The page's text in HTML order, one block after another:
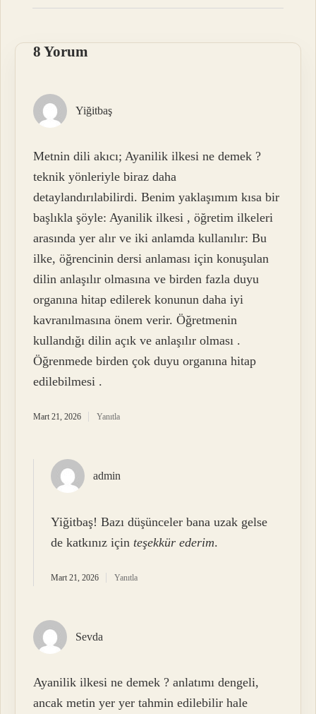
8 Yorum
Yiğitbaş
Metnin dili akıcı; Ayanilik ilkesi ne demek ?
teknik yönleriyle biraz daha
detaylandırılabilirdi. Benim yaklaşımım kısa bir
başlıkla şöyle: Ayanilik ilkesi , öğretim ilkeleri
arasında yer alır ve iki anlamda kullanılır: Bu
ilke, öğrencinin dersi anlaması için konuşulan
dilin anlaşılır olmasına ve birden fazla duyu
organına hitap edilerek konunun daha iyi
kavranılmasına önem verir. Öğretmenin
kullandığı dilin açık ve anlaşılır olması .
Öğrenmede birden çok duyu organına hitap
edilebilmesi .
Mart 21, 2026 Yanıtla
admin
Yiğitbaş! Bazı düşünceler bana uzak gelse
de katkınız için teşekkür ederim.
Mart 21, 2026 Yanıtla
Sevda
Ayanilik ilkesi ne demek ? anlatımı dengeli,
ancak metin yer yer tahmin edilebilir hale